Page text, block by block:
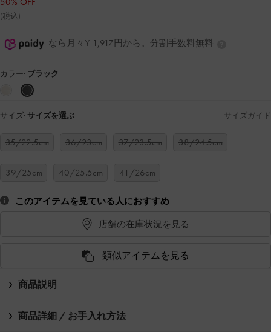
(税込)
なら月々¥ 1,917円から。分割手数料無料
カラー: ブラック
サイズ: サイズを選ぶ サイズガイド
35/22.5cm 36/23cm 37/23.5cm 38/24.5cm
39/25cm 40/25.5cm 41/26cm
このアイテムを見ている人におすすめ
店舗の在庫状況を見る
類似アイテムを見る
商品説明
商品詳細 / お手入れ方法